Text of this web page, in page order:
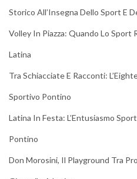
Storico All’Insegna Dello Sport E
Volley In Piazza: Quando Lo Sport
Latina
Tra Schiacciate E Racconti:
Sportivo Pontino
Latina In Festa: L’Entusiasmo
Pontino
Don Morosini, Il Playground Tra